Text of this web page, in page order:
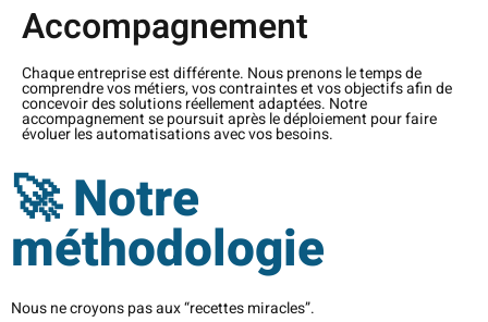
Accompagnement
Chaque entreprise est différente. Nous prenons le temps de
comprendre vos métiers, vos contraintes et vos objectifs afin de
concevoir des solutions réellement adaptées. Notre
accompagnement se poursuit après le déploiement pour faire
évoluer les automatisations avec vos besoins.
🚀 Notre
méthodologie
Nous ne croyons pas aux “recettes miracles”.